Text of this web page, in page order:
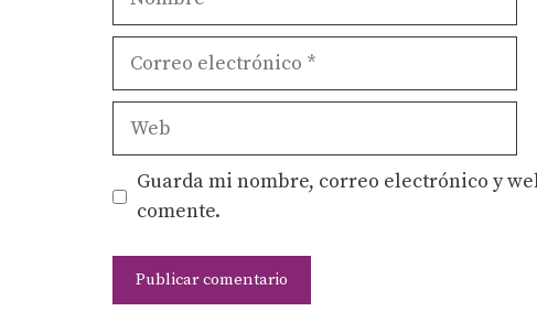
Correo
Web
Guarda mi nombre, correo electrónico y
comente.